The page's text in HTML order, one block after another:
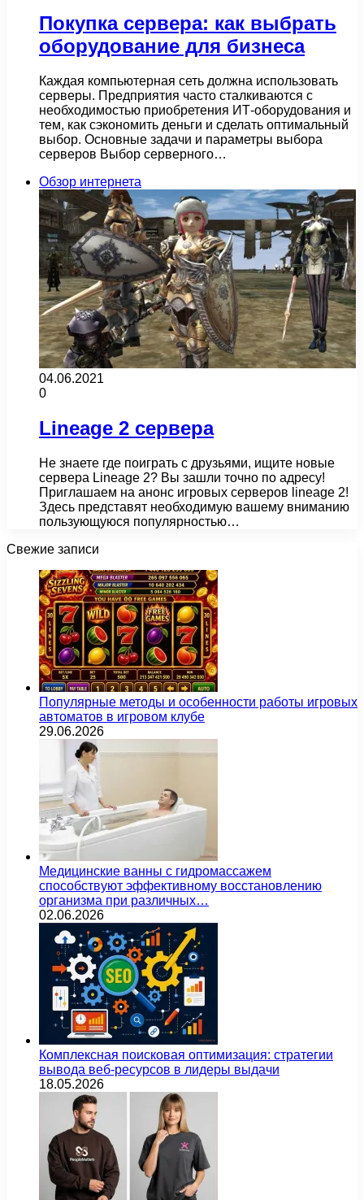
Покупка сервера: как выбрать
оборудование для бизнеса
Каждая компьютерная сеть должна использовать
серверы. Предприятия часто сталкиваются с
необходимостью приобретения ИТ-оборудования и
тем, как сэкономить деньги и сделать оптимальный
выбор. Основные задачи и параметры выбора
серверов Выбор серверного…
Обзор интернета
04.06.2021
0
Lineage 2 сервера
Не знаете где поиграть с друзьями, ищите новые
сервера Lineage 2? Вы зашли точно по адресу!
Приглашаем на анонс игровых серверов lineage 2!
Здесь представят необходимую вашему вниманию
пользующуюся популярностью…
Свежие записи
Популярные методы и особенности работы игровых
автоматов в игровом клубе
29.06.2026
Медицинские ванны с гидромассажем
способствуют эффективному восстановлению
организма при различных…
02.06.2026
Комплексная поисковая оптимизация: стратегии
вывода веб-ресурсов в лидеры выдачи
18.05.2026